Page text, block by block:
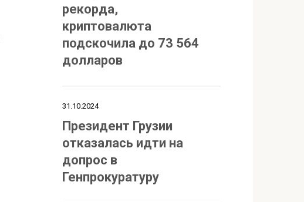
рекорда,
криптовалюта
подскочила до 73 564
долларов
31.10.2024
Президент Грузии
отказалась идти на
допрос в
Генпрокуратуру